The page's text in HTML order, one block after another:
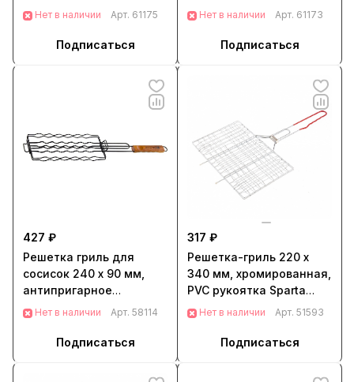
Camping Palisad (69690)
Нет в наличии Арт. 61175
Подписаться
Camping Palisad (69704)
Нет в наличии Арт. 61173
Подписаться
427 ₽
Решетка гриль для
сосисок 240 х 90 мм,
антипригарное
покрытие, Camping
Нет в наличии Арт. 58114
Подписаться
317 ₽
Решетка-гриль 220 x
340 мм, хромированная,
PVC рукоятка Sparta
(69636)
Нет в наличии Арт. 51593
Подписаться